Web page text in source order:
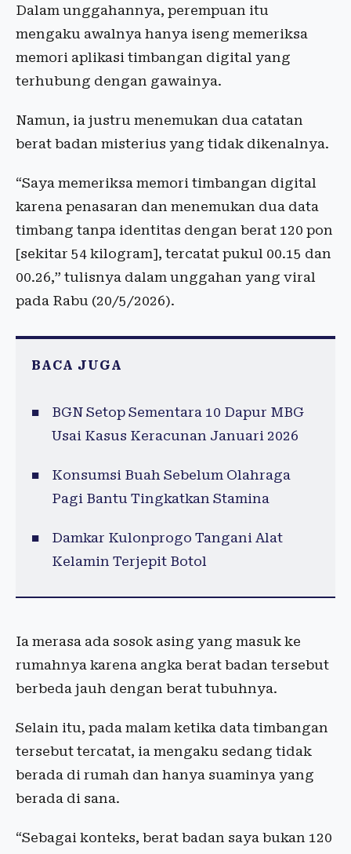
Dalam unggahannya, perempuan itu
mengaku awalnya hanya iseng memeriksa
memori aplikasi timbangan digital yang
terhubung dengan gawainya.
Namun, ia justru menemukan dua catatan
berat badan misterius yang tidak dikenalnya.
“Saya memeriksa memori timbangan digital
karena penasaran dan menemukan dua data
timbang tanpa identitas dengan berat 120 pon
[sekitar 54 kilogram], tercatat pukul 00.15 dan
00.26,” tulisnya dalam unggahan yang viral
pada Rabu (20/5/2026).
BACA JUGA
BGN Setop Sementara 10 Dapur MBG
Usai Kasus Keracunan Januari 2026
Konsumsi Buah Sebelum Olahraga
Pagi Bantu Tingkatkan Stamina
Damkar Kulonprogo Tangani Alat
Kelamin Terjepit Botol
Ia merasa ada sosok asing yang masuk ke
rumahnya karena angka berat badan tersebut
berbeda jauh dengan berat tubuhnya.
Selain itu, pada malam ketika data timbangan
tersebut tercatat, ia mengaku sedang tidak
berada di rumah dan hanya suaminya yang
berada di sana.
“Sebagai konteks, berat badan saya bukan 120